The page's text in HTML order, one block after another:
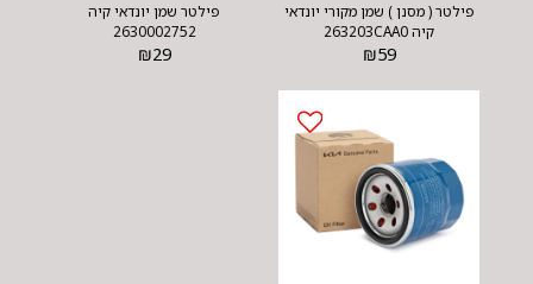
פילטר ( מסנן ) שמן מקורי יונדאי
קיה 263203CAA0
₪59
פילטר שמן יונדאי קיה
2630002752
₪29